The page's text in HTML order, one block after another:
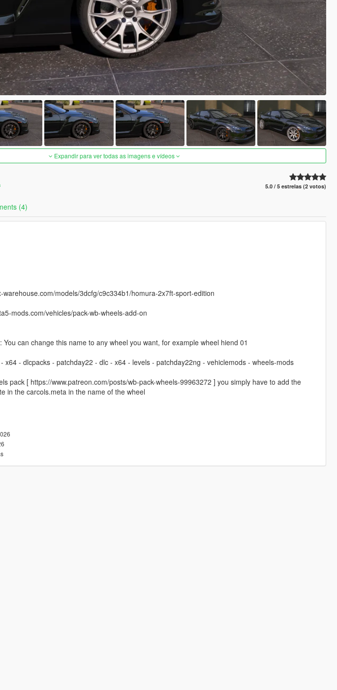
Expandir para ver todas as imagens e vídeos
5.0 / 5 estrelas (2 votos)
(4)
warehouse.com/models/3dcfg/c9c334b1/homura-2x7ft-sport-edition
mods.com/vehicles/pack-wb-wheels-add-on
can change this name to any wheel you want, for example wheel hiend 01
x64 - dlcpacks - patchday22 - dlc - x64 - levels - patchday22ng - vehiclemods - wheels-mods
pack [ https://www.patreon.com/posts/wb-pack-wheels-99963272 ] you simply have to add the
in the carcols.meta in the name of the wheel